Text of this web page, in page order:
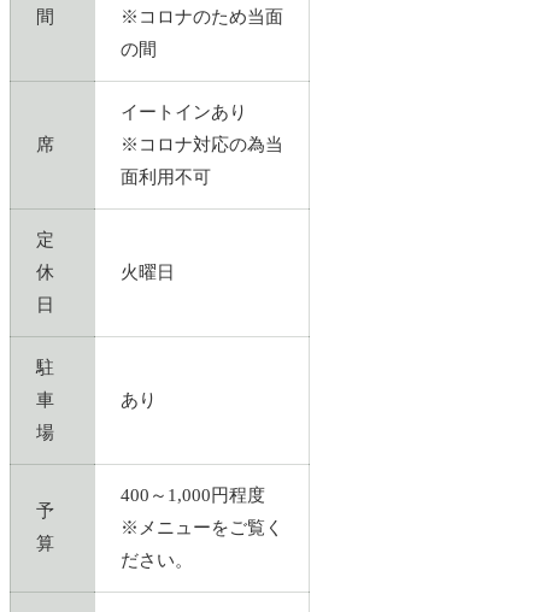
間
※コロナのため当面
の間
席
イートインあり
※コロナ対応の為当
面利用不可
定
休
日
火曜日
駐
車
場
あり
予
算
400～1,000円程度
※メニューをご覧く
ださい。